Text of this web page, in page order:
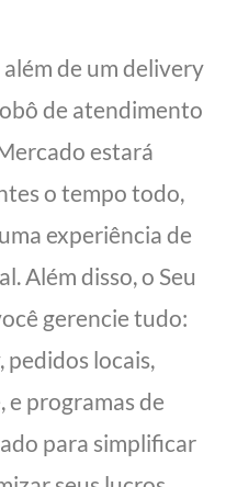
de um delivery
de atendimento
estará
o tempo todo,
experiência de
Além disso, o Seu
gerencie tudo:
pedidos locais,
e programas de
para simplificar